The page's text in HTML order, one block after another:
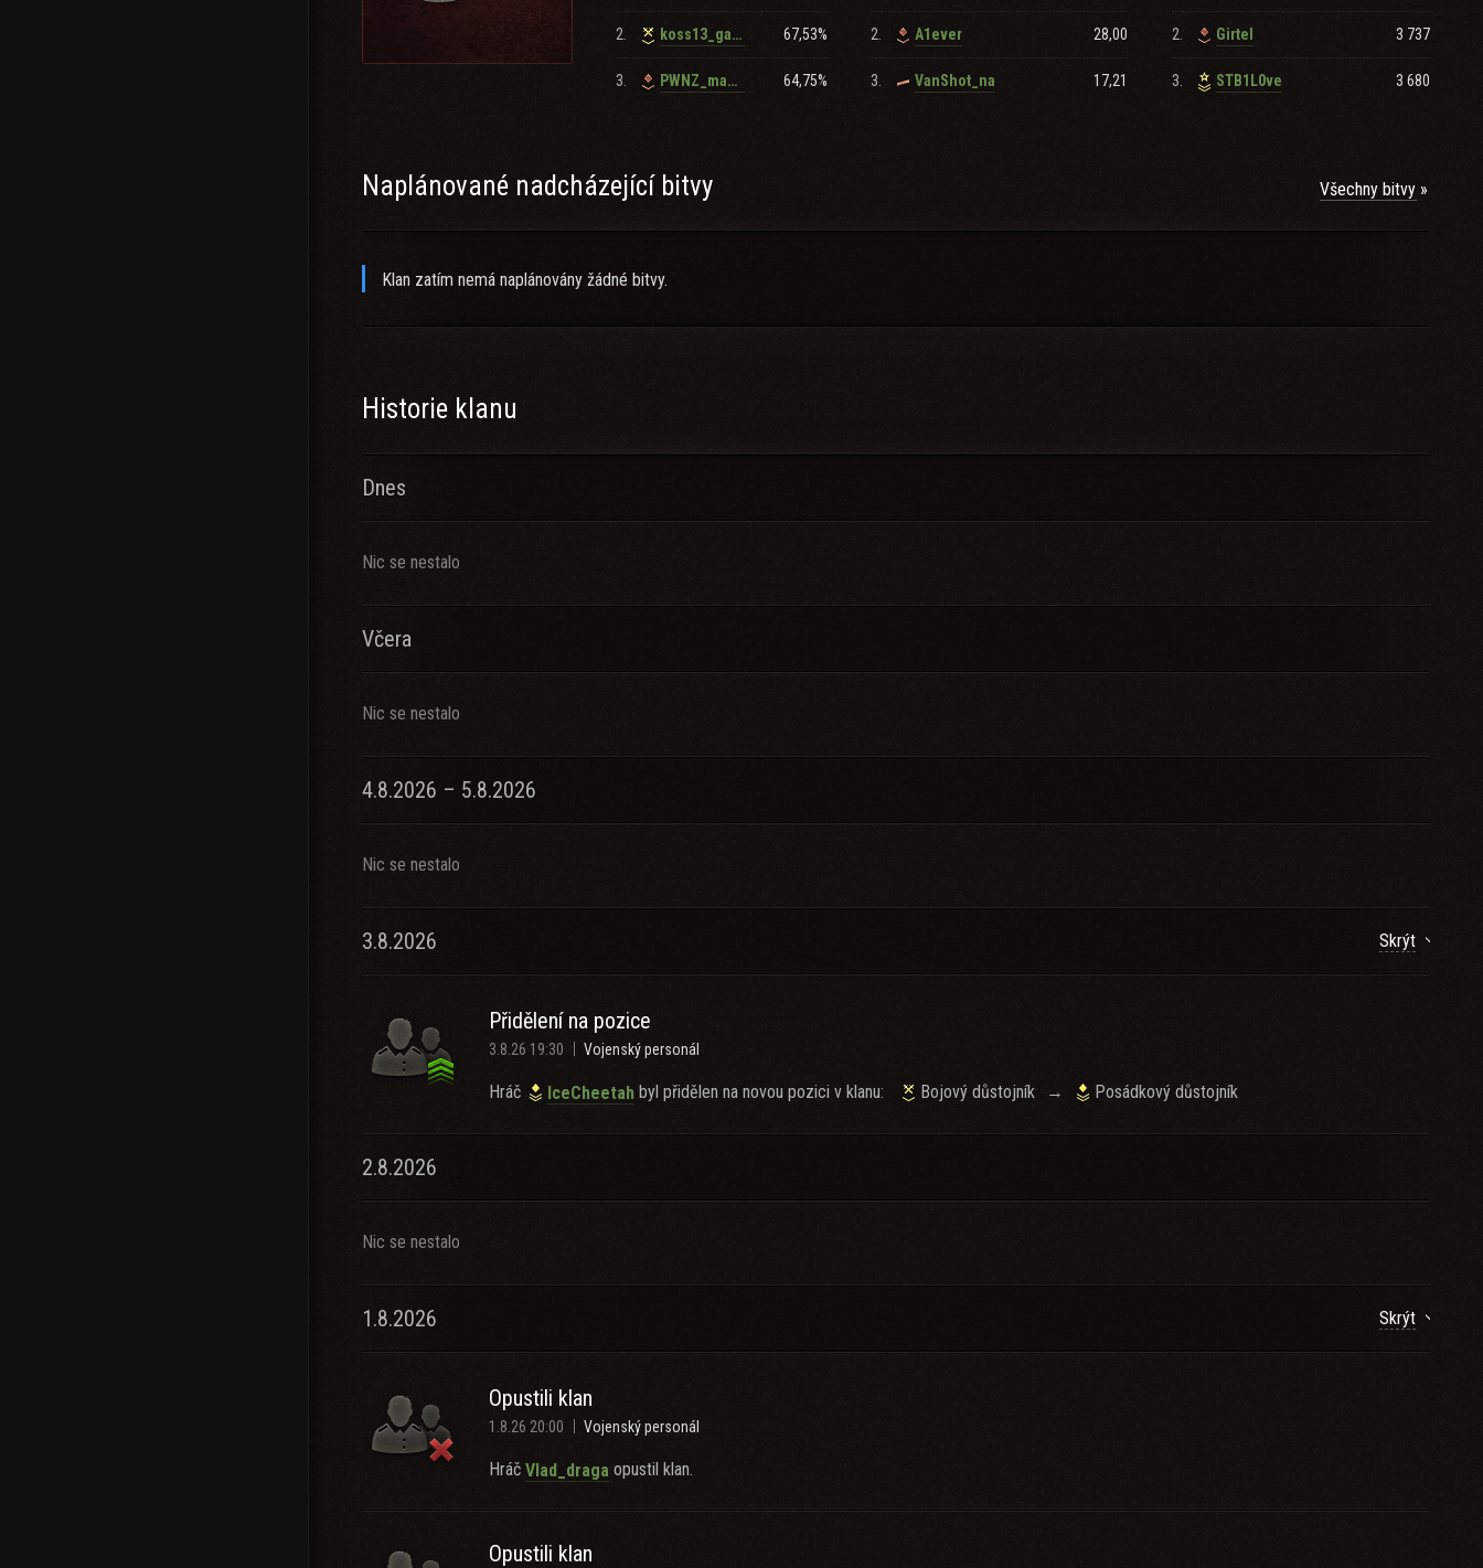
👌 Адекватное восприятие критики и стрессоустойчивость.
⚔️ Активно участвовать в жизни клан
2. koss13_gaming 67,53%
3. PWNZ_mameQ_ 64,75%
2. A1ever 28,00
3. VanShot_na 17,21
2. Girtel 3 737
3. STB1L0ve 3 680
Naplánované nadcházející bitvy Všechny bitvy
Klan zatím nemá naplánovány žádné bitvy.
Historie klanu
Dnes
Nic se nestalo
Včera
Nic se nestalo
4.8.2026 – 5.8.2026
Nic se nestalo
3.8.2026 Skrýt
Přidělení na pozice
3.8.26 19:30 Vojenský personál
Hráč IceCheetah byl přidělen na novou pozici v klanu: Bojový důstojník → Posádkový důstojník
2.8.2026
Nic se nestalo
1.8.2026 Skrýt
Opustili klan
1.8.26 20:00 Vojenský personál
Hráč Vlad_draga opustil klan.
Opustili klan